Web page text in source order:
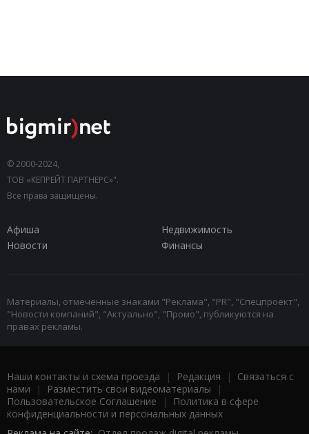
© 2000-2024,
ТОВ «КЕПРЕЙТ ПАРТНЕРС»".
Все права защищены.
Афиша
Недвижимость
Новости
Финансы
Материалы, отмеченные знаками "Реклама", "PR", "Спецпроект",
"Новости компаний", "Актуально", "Промо", публикуются на
правах рекламы.
Наши контакты и схема проезда | Редакция | Связаться с
нами | Разместить свои видеоматериалы |
Пользовательское Соглашение |
Политика в сфере
конфиденциальности и персональных данных